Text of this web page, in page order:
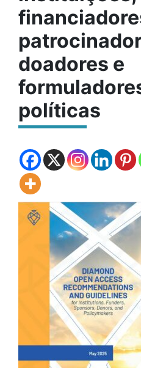
doadores e
políticas